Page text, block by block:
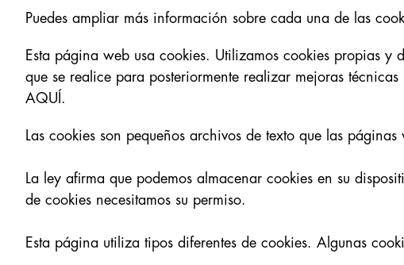
Puedes ampliar más información sobre cada una de las
Esta página web usa cookies. Utilizamos cookies propias
que se realice para posteriormente realizar mejoras
AQUÍ .
Las cookies son pequeños archivos de texto que las
La ley afirma que podemos almacenar cookies en su
de cookies necesitamos su permiso.
Esta página utiliza tipos diferentes de cookies. Algunas